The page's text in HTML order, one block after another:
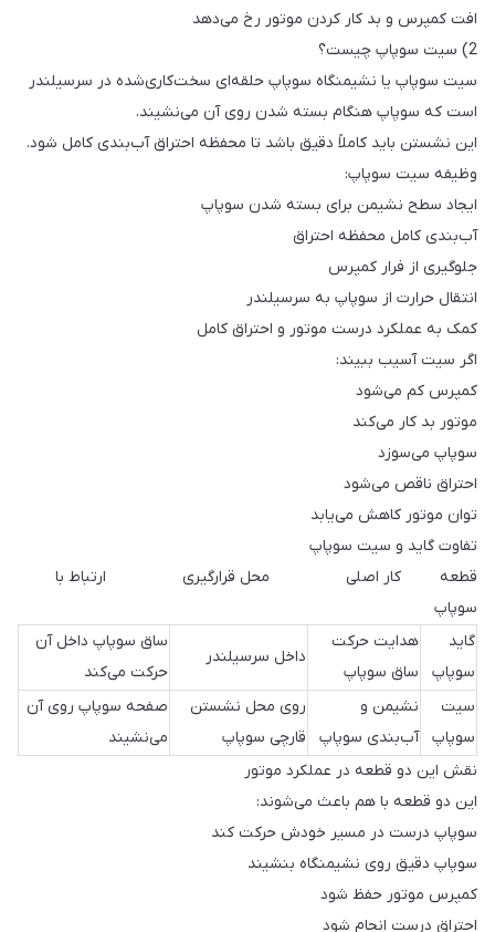
افت کمپرس و بد کار کردن موتور رخ می‌دهد
2) سیت سوپاپ چیست؟
سیت سوپاپ یا نشیمنگاه سوپاپ حلقه‌ای سخت‌کاری‌شده در سرسیلندر
است که سوپاپ هنگام بسته شدن روی آن می‌نشیند.
این نشستن باید کاملاً دقیق باشد تا محفظه احتراق آب‌بندی کامل شود.
وظیفه سیت سوپاپ:
ایجاد سطح نشیمن برای بسته شدن سوپاپ
آب‌بندی کامل محفظه احتراق
جلوگیری از فرار کمپرس
انتقال حرارت از سوپاپ به سرسیلندر
کمک به عملکرد درست موتور و احتراق کامل
اگر سیت آسیب ببیند:
کمپرس کم می‌شود
موتور بد کار می‌کند
سوپاپ می‌سوزد
احتراق ناقص می‌شود
توان موتور کاهش می‌یابد
تفاوت گاید و سیت سوپاپ
قطعه کار اصلی محل قرارگیری ارتباط با
سوپاپ
گاید
سوپاپ
هدایت حرکت
ساق سوپاپ
داخل سرسیلندر
ساق سوپاپ داخل آن
حرکت می‌کند
سیت
سوپاپ
نشیمن و
آب‌بندی سوپاپ
روی محل نشستن
قارچی سوپاپ
صفحه سوپاپ روی آن
می‌نشیند
نقش این دو قطعه در عملکرد موتور
این دو قطعه با هم باعث می‌شوند:
سوپاپ درست در مسیر خودش حرکت کند
سوپاپ دقیق روی نشیمنگاه بنشیند
کمپرس موتور حفظ شود
احتراق درست انجام شود